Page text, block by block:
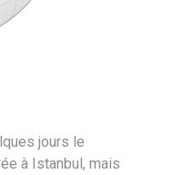
jours le
à Istanbul, mais